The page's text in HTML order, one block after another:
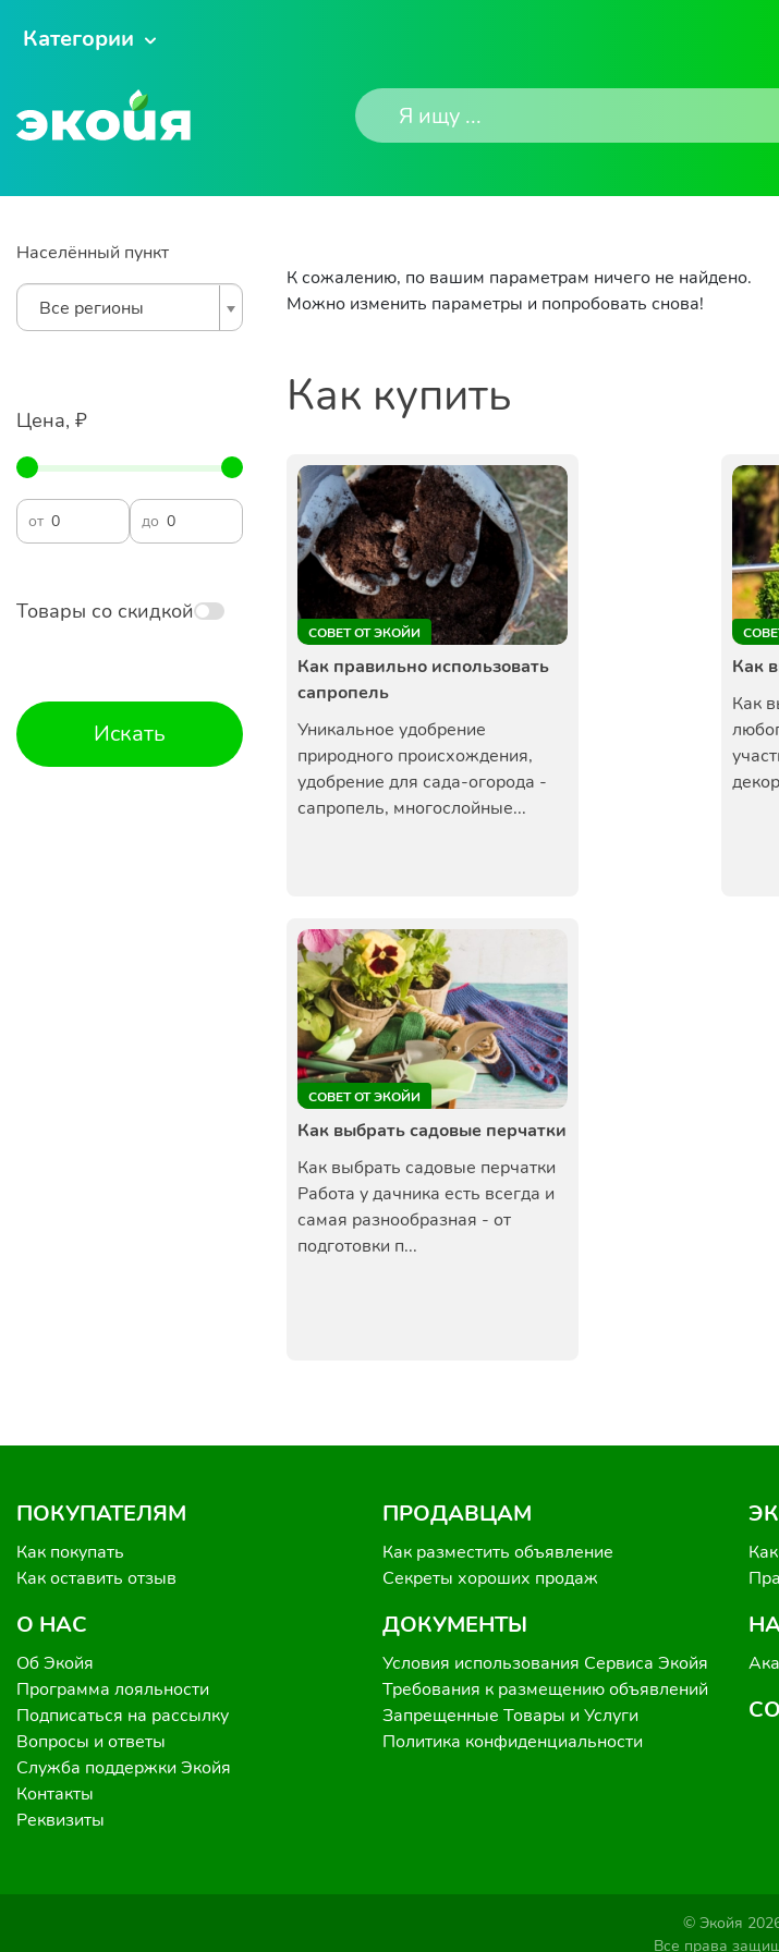
Категории
Населённый пункт
Все регионы
Цена, ₽
от до
Товары со скидкой
Искать
К сожалению, по вашим параметрам ничего не найдено.
Можно изменить параметры и попробовать снова!
Как купить
СОВЕТ ОТ ЭКОЙИ
Как правильно использовать
сапропель
Уникальное удобрение
природного происхождения,
удобрение для сада-огорода -
сапропель, многослойные...
Как
Как
СОВЕТ ОТ ЭКОЙИ
Как выбрать садовые перчатки
Как выбрать садовые перчатки
Работа у дачника есть всегда и
самая разнообразная - от
подготовки п...
ПОКУПАТЕЛЯМ
Как покупать
Как оставить отзыв
О НАС
Об Экойя
Программа лояльности
Подписаться на рассылку
Вопросы и ответы
Служба поддержки Экойя
Контакты
Реквизиты
ПРОДАВЦАМ
Как разместить объявление
Секреты хороших продаж
ДОКУМЕНТЫ
Условия использования Сервиса Экойя
Требования к размещению объявлений
Запрещенные Товары и Услуги
Политика конфиденциальности
© Экойя
Все права